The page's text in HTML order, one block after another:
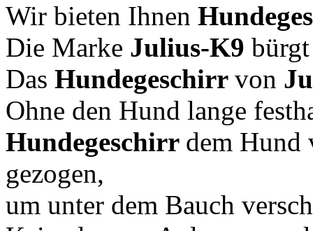
Wir bieten Ihnen
Die Marke Julius-K9
Das Hundegeschirr von
Ohne den Hund lange
Hundegeschirr dem Hund
gezogen,
um unter dem Bauch